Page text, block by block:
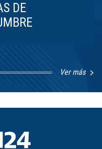
DE
Ver más